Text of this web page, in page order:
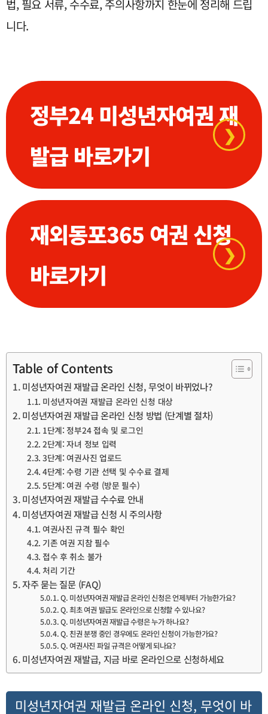
법, 필요 서류, 수수료, 주의사항까지 한눈에 정리해 드립
니다.
정부24 미성년자여권 재
발급 바로가기
❯
재외동포365 여권 신청
바로가기
❯
Table of Contents
미성년자여권 재발급 온라인 신청, 무엇이 바뀌었나?
미성년자여권 재발급 온라인 신청 대상
미성년자여권 재발급 온라인 신청 방법 (단계별 절차)
1단계: 정부24 접속 및 로그인
2단계: 자녀 정보 입력
3단계: 여권사진 업로드
4단계: 수령 기관 선택 및 수수료 결제
5단계: 여권 수령 (방문 필수)
미성년자여권 재발급 수수료 안내
미성년자여권 재발급 신청 시 주의사항
여권사진 규격 필수 확인
기존 여권 지참 필수
접수 후 취소 불가
처리 기간
자주 묻는 질문 (FAQ)
Q. 미성년자여권 재발급 온라인 신청은 언제부터 가능한가요?
Q. 최초 여권 발급도 온라인으로 신청할 수 있나요?
Q. 미성년자여권 재발급 수령은 누가 하나요?
Q. 친권 분쟁 중인 경우에도 온라인 신청이 가능한가요?
Q. 여권사진 파일 규격은 어떻게 되나요?
미성년자여권 재발급, 지금 바로 온라인으로 신청하세요
미성년자여권 재발급 온라인 신청, 무엇이 바